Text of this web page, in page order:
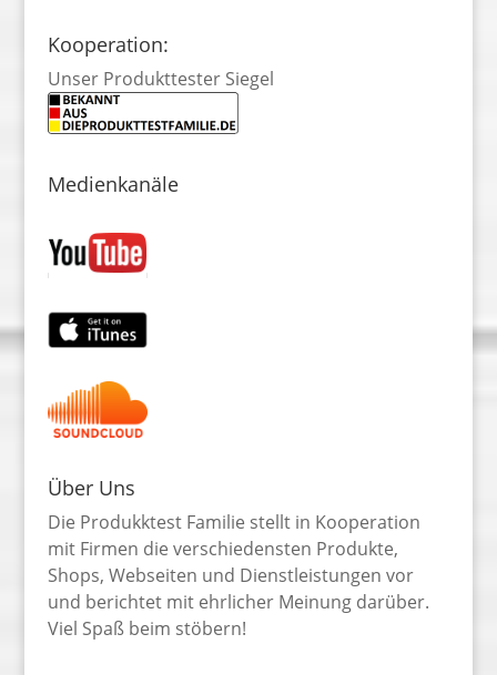
Kooperation:
Unser Produkttester Siegel
Medienkanäle
Über Uns
Die Produkktest Familie stellt in Kooperation
mit Firmen die verschiedensten Produkte,
Shops, Webseiten und Dienstleistungen vor
und berichtet mit ehrlicher Meinung darüber.
Viel Spaß beim stöbern!